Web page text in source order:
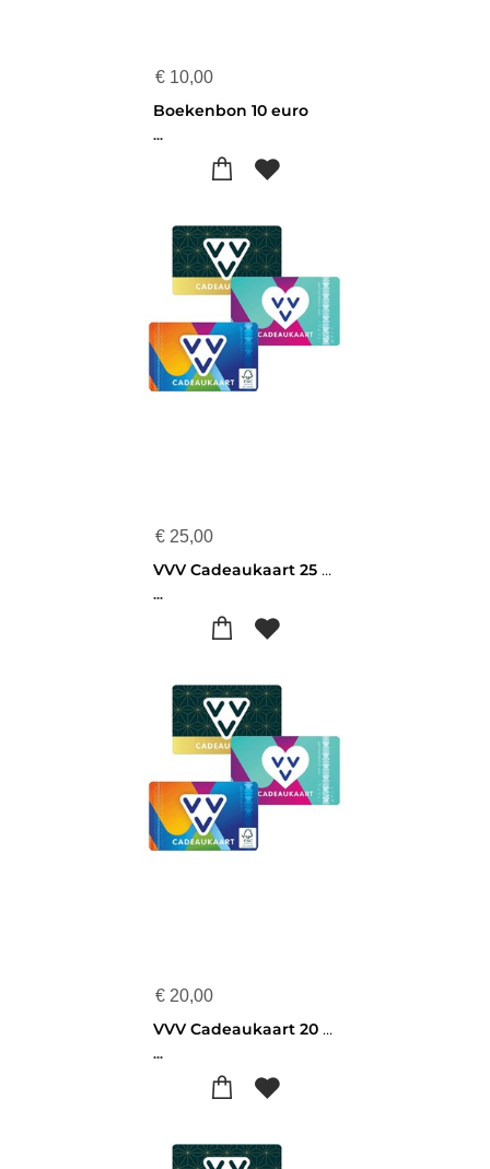
€ 10,00
Boekenbon 10 euro
...
€ 25,00
VVV Cadeaukaart 25 euro
...
€ 20,00
VVV Cadeaukaart 20 euro
...